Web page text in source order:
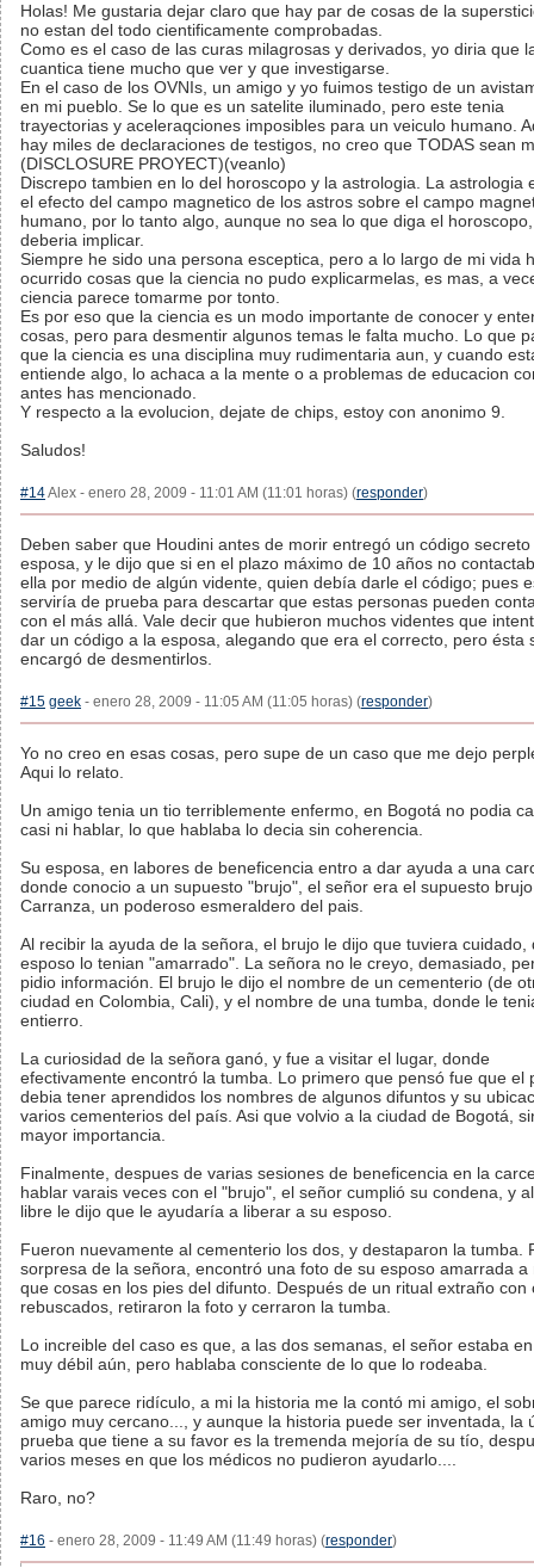
Holas! Me gustaria dejar claro que hay par de cosas de la
no estan del todo cientificamente comprobadas.
Como es el caso de las curas milagrosas y derivados, yo diria que
cuantica tiene mucho que ver y que investigarse.
En el caso de los OVNIs, un amigo y yo fuimos testigo de un
en mi pueblo. Se lo que es un satelite iluminado, pero este tenia
trayectorias y aceleraqciones imposibles para un veiculo humano.
hay miles de declaraciones de testigos, no creo que TODAS sean
(DISCLOSURE PROYECT)(veanlo)
Discrepo tambien en lo del horoscopo y la astrologia. La astrologia
el efecto del campo magnetico de los astros sobre el campo
humano, por lo tanto algo, aunque no sea lo que diga el horoscopo,
deberia implicar.
Siempre he sido una persona esceptica, pero a lo largo de mi vida
ocurrido cosas que la ciencia no pudo explicarmelas, es mas, a
ciencia parece tomarme por tonto.
Es por eso que la ciencia es un modo importante de conocer y
cosas, pero para desmentir algunos temas le falta mucho. Lo que
que la ciencia es una disciplina muy rudimentaria aun, y cuando
entiende algo, lo achaca a la mente o a problemas de educacion
antes has mencionado.
Y respecto a la evolucion, dejate de chips, estoy con anonimo 9.
Saludos!
#14Alex - enero 28, 2009 - 11:01 AM (11:01 horas) (responder)
Deben saber que Houdini antes de morir entregó un código secreto
esposa, y le dijo que si en el plazo máximo de 10 años no
ella por medio de algún vidente, quien debía darle el código; pues
serviría de prueba para descartar que estas personas pueden
con el más allá. Vale decir que hubieron muchos videntes que
dar un código a la esposa, alegando que era el correcto, pero ésta
encargó de desmentirlos.
#15 geek - enero 28, 2009 - 11:05 AM (11:05 horas) (responder)
Yo no creo en esas cosas, pero supe de un caso que me dejo
Aqui lo relato.
Un amigo tenia un tio terriblemente enfermo, en Bogotá no podia
casi ni hablar, lo que hablaba lo decia sin coherencia.
Su esposa, en labores de beneficencia entro a dar ayuda a una
donde conocio a un supuesto "brujo", el señor era el supuesto
Carranza, un poderoso esmeraldero del pais.
Al recibir la ayuda de la señora, el brujo le dijo que tuviera cuidado,
esposo lo tenian "amarrado". La señora no le creyo, demasiado,
pidio información. El brujo le dijo el nombre de un cementerio (de
ciudad en Colombia, Cali), y el nombre de una tumba, donde le
entierro.
La curiosidad de la señora ganó, y fue a visitar el lugar, donde
efectivamente encontró la tumba. Lo primero que pensó fue que el
debia tener aprendidos los nombres de algunos difuntos y su
varios cementerios del país. Asi que volvio a la ciudad de Bogotá,
mayor importancia.
Finalmente, despues de varias sesiones de beneficencia en la
hablar varais veces con el "brujo", el señor cumplió su condena, y
libre le dijo que le ayudaría a liberar a su esposo.
Fueron nuevamente al cementerio los dos, y destaparon la tumba.
sorpresa de la señora, encontró una foto de su esposo amarrada a
que cosas en los pies del difunto. Después de un ritual extraño con
rebuscados, retiraron la foto y cerraron la tumba.
Lo increible del caso es que, a las dos semanas, el señor estaba
muy débil aún, pero hablaba consciente de lo que lo rodeaba.
Se que parece ridículo, a mi la historia me la contó mi amigo, el
amigo muy cercano..., y aunque la historia puede ser inventada, la
prueba que tiene a su favor es la tremenda mejoría de su tío,
varios meses en que los médicos no pudieron ayudarlo....
Raro, no?
#16 - enero 28, 2009 - 11:49 AM (11:49 horas) (responder)